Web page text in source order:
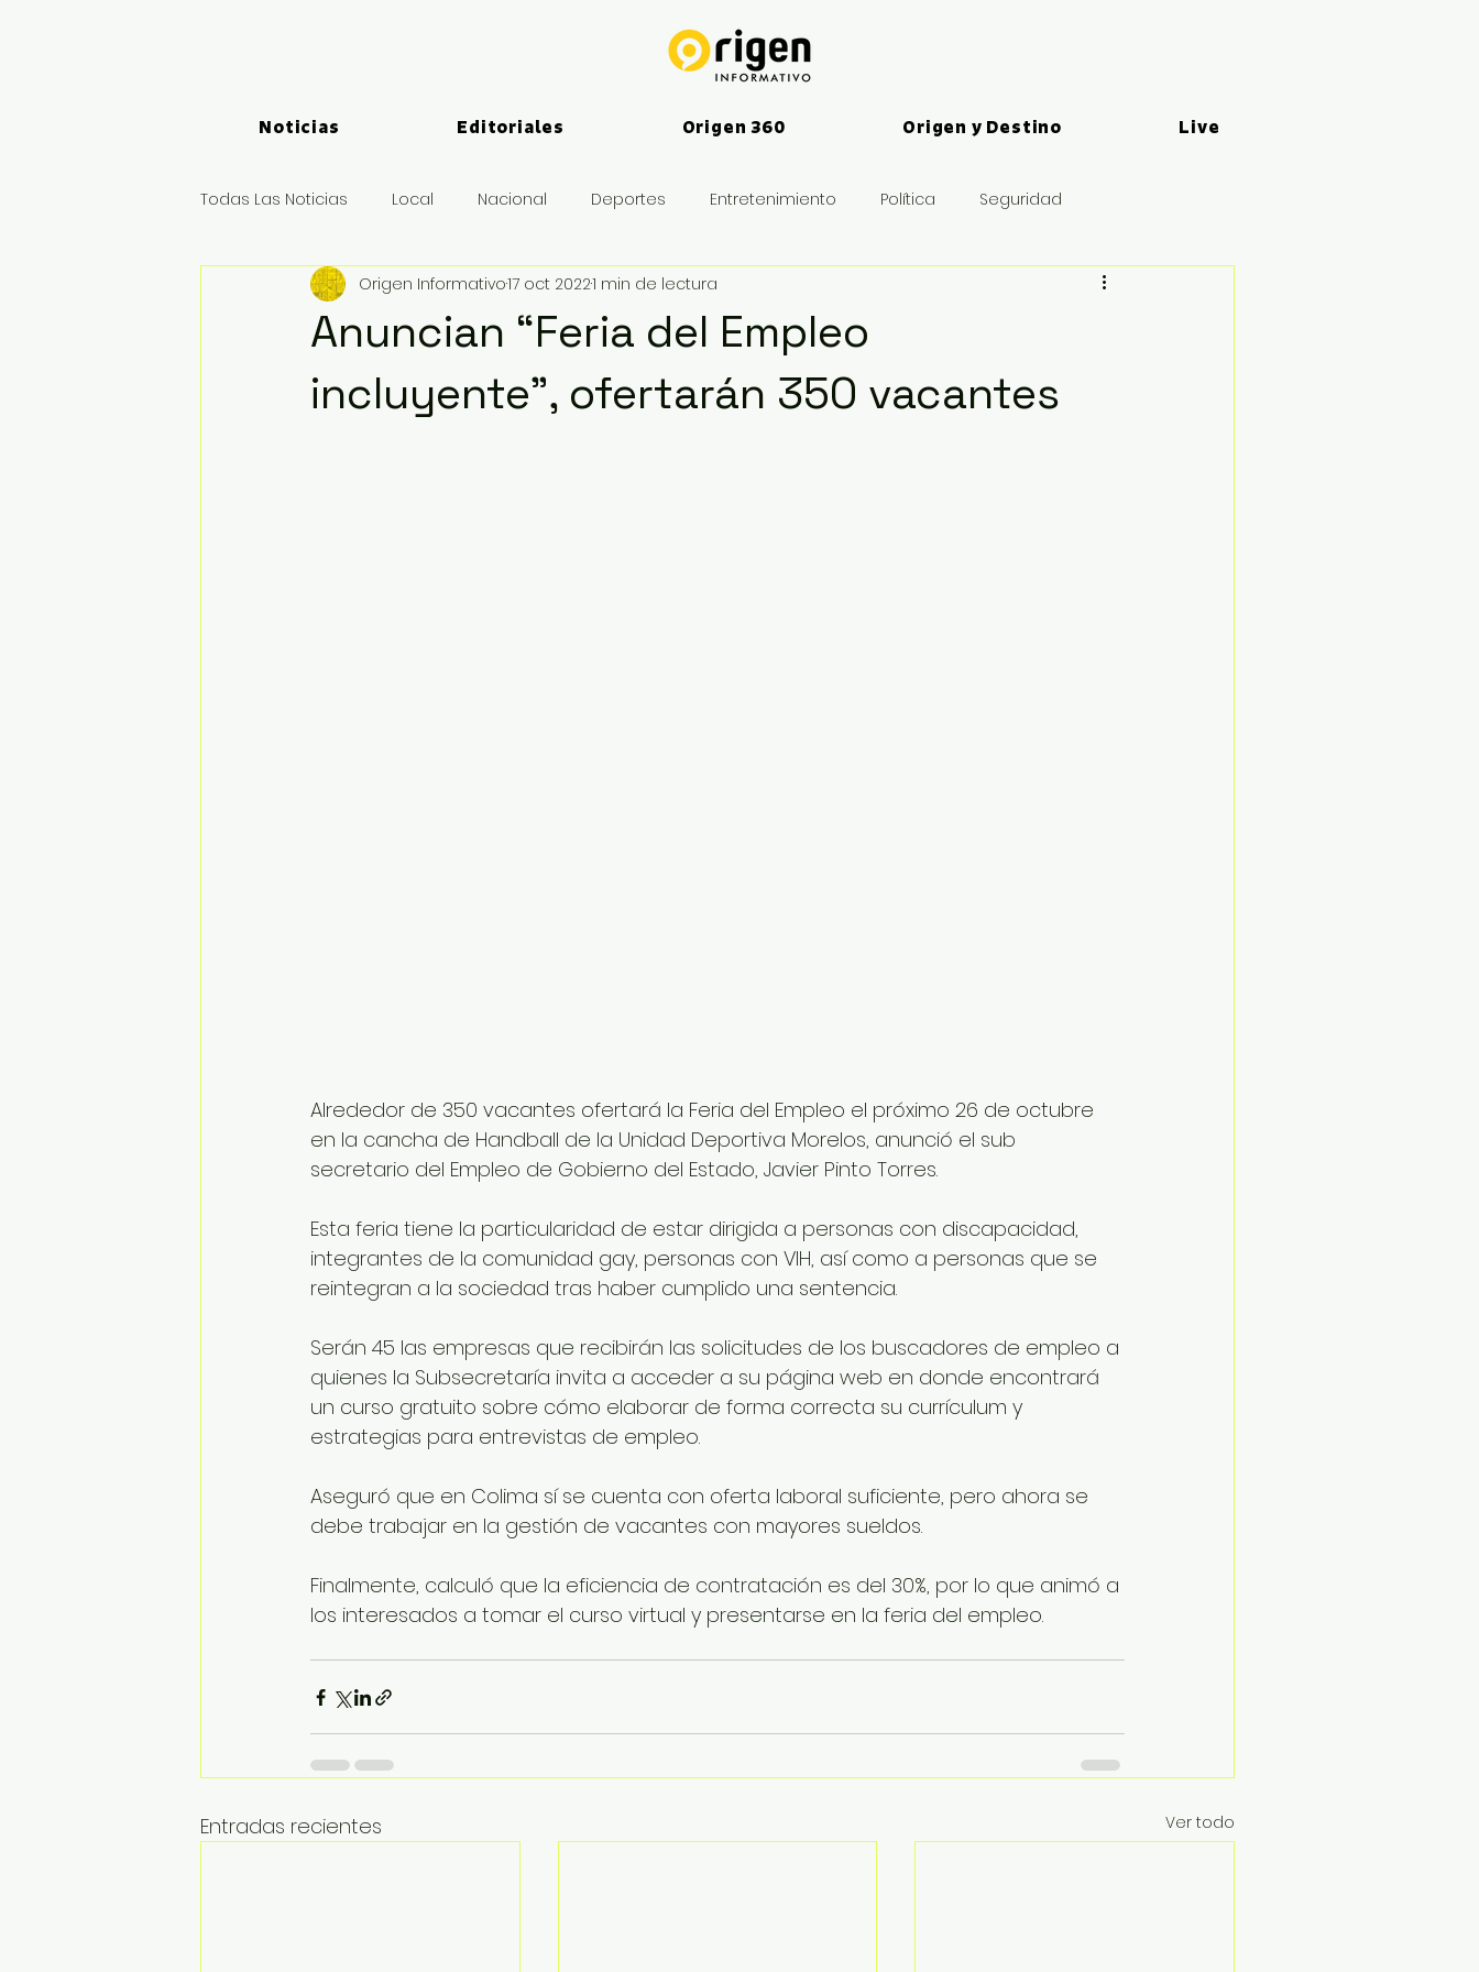
Noticias Editoriales Origen 360 Origen y Destino Live
Todas Las Noticias Local Nacional Deportes Entretenimiento Política Seguridad
Logística y Puertos Deportes
Anuncian “Feria del Empleo
incluyente”, ofertarán 350 vacantes
Origen Informativo17 oct 20221 min de lectura
Alrededor de 350 vacantes ofertará la Feria del Empleo el próximo 26 de octubre
en la cancha de Handball de la Unidad Deportiva Morelos, anunció el sub
secretario del Empleo de Gobierno del Estado, Javier Pinto Torres.
Esta feria tiene la particularidad de estar dirigida a personas con discapacidad,
integrantes de la comunidad gay, personas con VIH, así como a personas que se
reintegran a la sociedad tras haber cumplido una sentencia.
Serán 45 las empresas que recibirán las solicitudes de los buscadores de empleo a
quienes la Subsecretaría invita a acceder a su página web en donde encontrará
un curso gratuito sobre cómo elaborar de forma correcta su currículum y
estrategias para entrevistas de empleo.
Aseguró que en Colima sí se cuenta con oferta laboral suficiente, pero ahora se
debe trabajar en la gestión de vacantes con mayores sueldos.
Finalmente, calculó que la eficiencia de contratación es del 30%, por lo que animó a
los interesados a tomar el curso virtual y presentarse en la feria del empleo.
Entradas recientes Ver todo